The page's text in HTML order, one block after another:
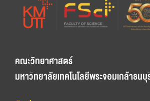
คณะวิทยาศาสตร์
มหาวิทยาลัยเทคโนโลยีพระจอมเกล้าธนบุ